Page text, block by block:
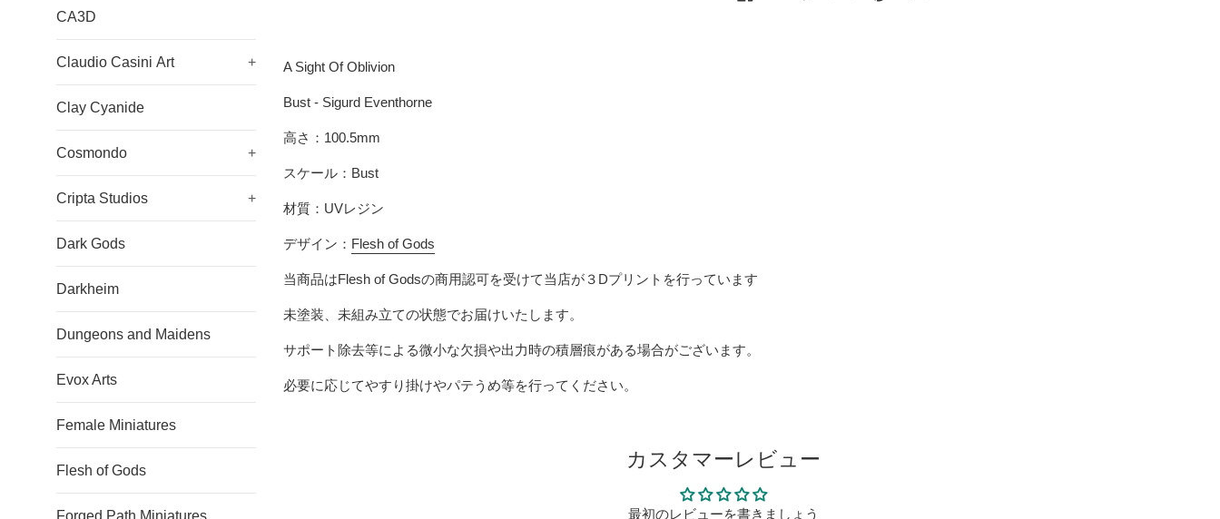
CA3D
Claudio Casini Art +
Clay Cyanide
Cosmondo +
Cripta Studios +
Dark Gods
Darkheim
Dungeons and Maidens
Evox Arts
Female Miniatures
Flesh of Gods
Forged Path Miniatures
A Sight Of Oblivion
Bust - Sigurd Eventhorne
高さ：100.5mm
スケール：Bust
材質：UVレジン
デザイン： Flesh of Gods
当商品はFlesh of Godsの商用認可を受けて当店が３Dプリントを行っています
未塗装、未組み立ての状態でお届けいたします。
サポート除去等による微小な欠損や出力時の積層痕がある場合がございます。
必要に応じてやすり掛けやパテうめ等を行ってください。
カスタマーレビュー
最初のレビューを書きましょう